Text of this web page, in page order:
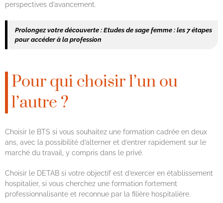
perspectives d’avancement.
Prolongez votre découverte : Etudes de sage femme : les 7 étapes
pour accéder à la profession
Pour qui choisir l’un ou
l’autre ?
Choisir le BTS si vous souhaitez une formation cadrée en deux
ans, avec la possibilité d’alterner et d’entrer rapidement sur le
marché du travail, y compris dans le privé.
Choisir le DETAB si votre objectif est d’exercer en établissement
hospitalier, si vous cherchez une formation fortement
professionnalisante et reconnue par la filière hospitalière.